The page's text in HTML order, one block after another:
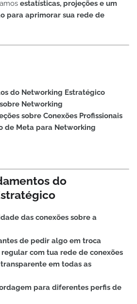
estatísticas, projeções e um
para aprimorar sua rede de
do Networking Estratégico
Networking
sobre Conexões Profissionais
de Meta para Networking
do
das conexões sobre a
de pedir algo em troca
com tua rede de conexões
em todas as
para diferentes perfis de